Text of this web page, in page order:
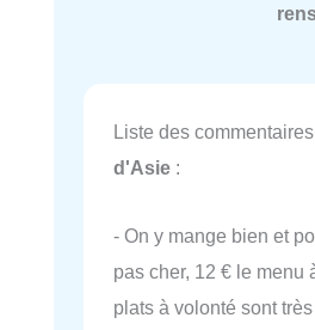
Liste des commentaires
d'Asie :
- On y mange bien et
pas cher, 12 € le menu
plats à volonté sont